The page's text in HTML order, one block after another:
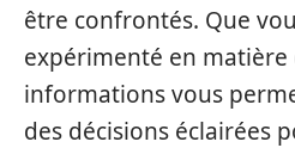
être confrontés. Que
expérimenté en matière
informations vous
des décisions éclairées